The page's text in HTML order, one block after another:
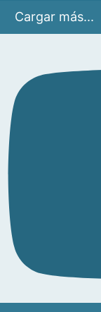
Cargar más...